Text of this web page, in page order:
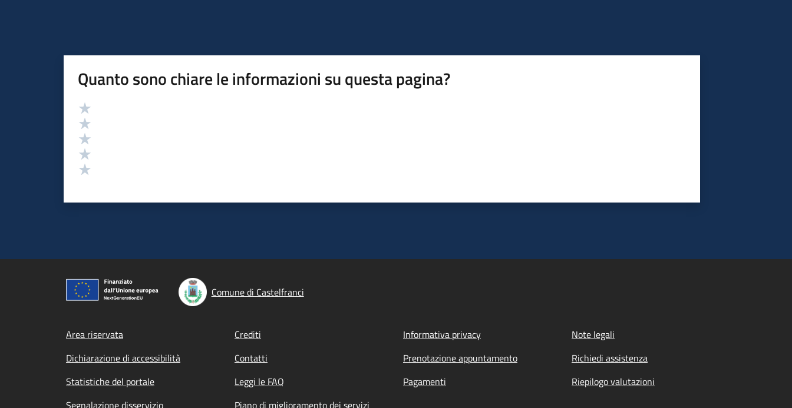
Quanto sono chiare le informazioni su questa pagina?
Valutazione
Comune di Castelfranci
Footer menu
Area riservata Crediti Informativa privacy
Note legali
Dichiarazione di accessibilità
Contatti Prenotazione appuntamento
Richiedi assistenza
Statistiche del portale
Leggi le FAQ Pagamenti
Riepilogo valutazioni
Segnalazione disservizio
Piano di miglioramento dei servizi